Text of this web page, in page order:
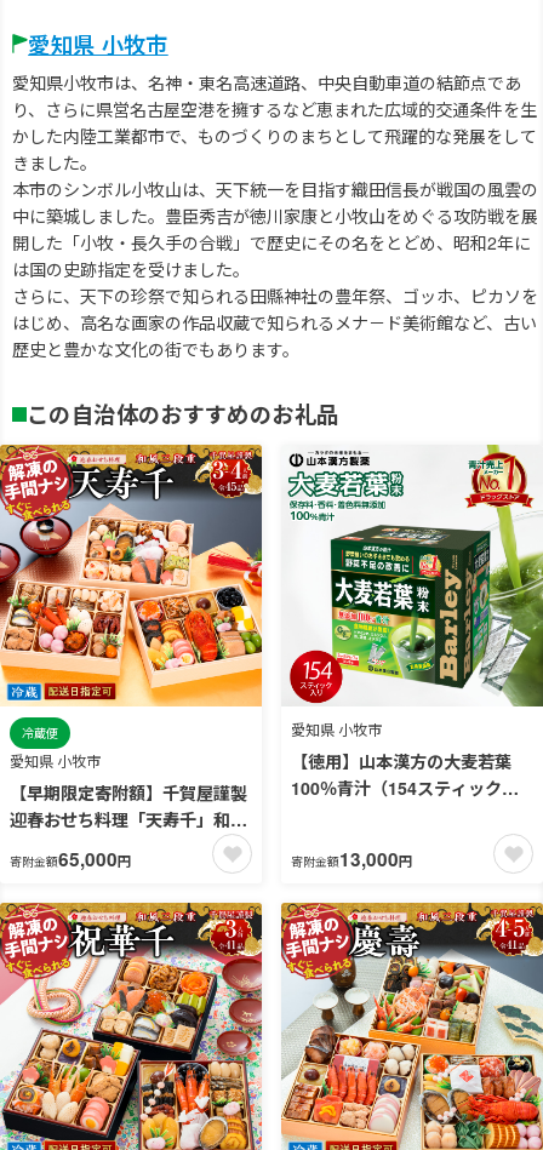
愛知県 小牧市
愛知県小牧市は、名神・東名高速道路、中央自動車道の結節点であ
り、さらに県営名古屋空港を擁するなど恵まれた広域的交通条件を生
かした内陸工業都市で、ものづくりのまちとして飛躍的な発展をして
きました。
本市のシンボル小牧山は、天下統一を目指す織田信長が戦国の風雲の
中に築城しました。豊臣秀吉が徳川家康と小牧山をめぐる攻防戦を展
開した「小牧・長久手の合戦」で歴史にその名をとどめ、昭和2年に
は国の史跡指定を受けました。
さらに、天下の珍祭で知られる田縣神社の豊年祭、ゴッホ、ピカソを
はじめ、高名な画家の作品収蔵で知られるメナ－ド美術館など、古い
歴史と豊かな文化の街でもあります。
この自治体のおすすめのお礼品
愛知県 小牧市
冷蔵便
【早期限定寄附額】千賀屋謹製
迎春おせち料理「天寿千」和風
三段重 3～4人前 全45品 冷蔵お
せち 3段重 おせち料理 重箱 お
正月 縁起物 祝箸付 年末配送 年
内配送 2027年 お節 オセチ
oseti osechi 迎春おせち 和風
おせち 本格おせち 定番おせち
おせち予約 年末 年始 お取り寄
せ 贅沢おせち 老舗 ふるさと納
税おせち 御節 お節料理 正月 人
気 ［035S27］
寄附金額65,000円
愛知県 小牧市
【徳用】山本漢方の大麦若葉
100％青汁（154スティック入
寄附金額13,000円